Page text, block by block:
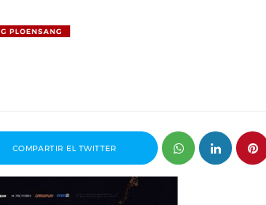
PLOENSANG
COMPARTIR EL TWITTER